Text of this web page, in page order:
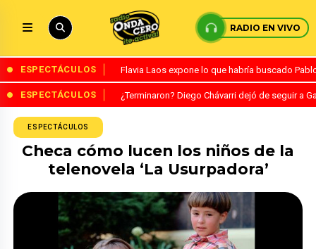
RADIO EN VIVO
ESPECTÁCULOS Flavia Laos expone lo que habría buscado
ESPECTÁCULOS ¿Terminaron? Diego Chávarri dejó de seguir a
ESPECTÁCULOS
Checa cómo lucen los niños de la
telenovela ‘La Usurpadora’